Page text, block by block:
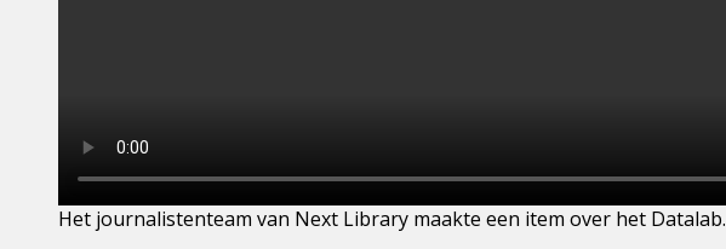
Het journalistenteam van Next Library maakte een item over het Datalab.